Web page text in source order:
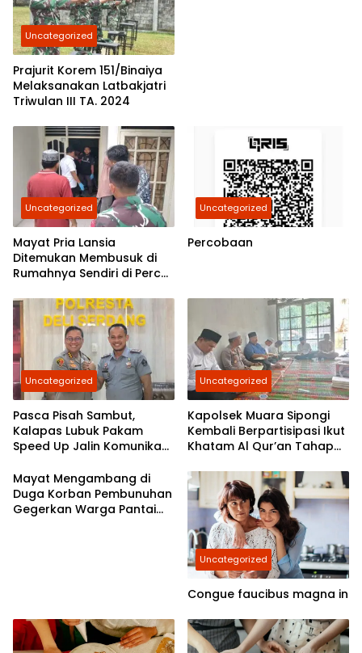
Uncategorized
Prajurit Korem 151/Binaiya
Melaksanakan Latbakjatri
Triwulan III TA. 2024
Uncategorized
Mayat Pria Lansia
Ditemukan Membusuk di
Rumahnya Sendiri di Percut
Uncategorized
Percobaan
Uncategorized
Pasca Pisah Sambut,
Kalapas Lubuk Pakam
Speed Up Jalin Komunikasi
Serdang
Uncategorized
Kapolsek Muara Sipongi
Kembali Berpartisipasi Ikut
Khatam Al Qur’an Tahap
Masyarakat Untuk Terus
Berpartisipasi
Mayat Mengambang di
Duga Korban Pembunuhan
Gegerkan Warga Pantai
Uncategorized
Congue faucibus magna in